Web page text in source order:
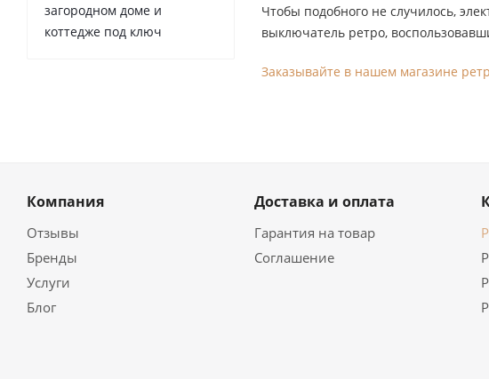
Чтобы подобного не случилось,
выключатель ретро,
Заказывайте в нашем магазине
загородном доме и
коттедже под ключ
Компания
Отзывы
Бренды
Услуги
Блог
Доставка и оплата
Гарантия на товар
Соглашение